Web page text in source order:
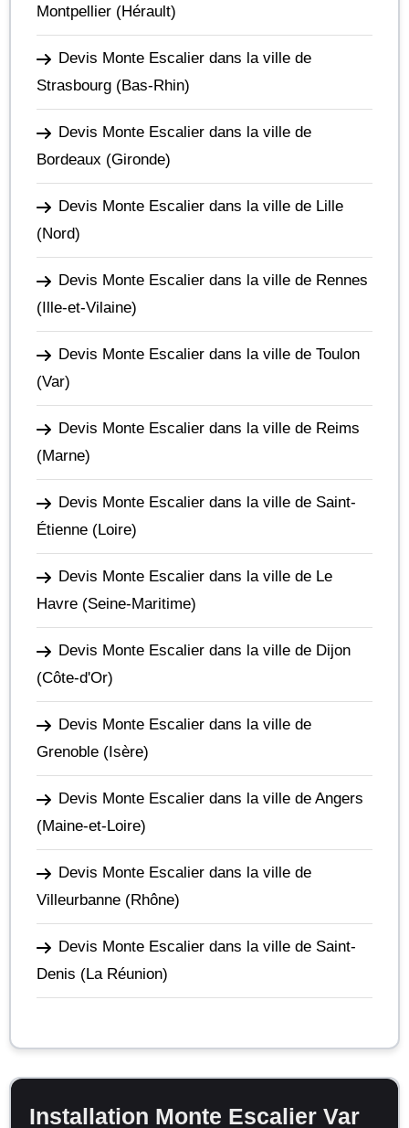
Montpellier (Hérault)
Devis Monte Escalier dans la ville de
Strasbourg (Bas-Rhin)
Devis Monte Escalier dans la ville de
Bordeaux (Gironde)
Devis Monte Escalier dans la ville de Lille
(Nord)
Devis Monte Escalier dans la ville de Rennes
(Ille-et-Vilaine)
Devis Monte Escalier dans la ville de Toulon
(Var)
Devis Monte Escalier dans la ville de Reims
(Marne)
Devis Monte Escalier dans la ville de Saint-
Étienne (Loire)
Devis Monte Escalier dans la ville de Le
Havre (Seine-Maritime)
Devis Monte Escalier dans la ville de Dijon
(Côte-d'Or)
Devis Monte Escalier dans la ville de
Grenoble (Isère)
Devis Monte Escalier dans la ville de Angers
(Maine-et-Loire)
Devis Monte Escalier dans la ville de
Villeurbanne (Rhône)
Devis Monte Escalier dans la ville de Saint-
Denis (La Réunion)
Installation Monte Escalier Var